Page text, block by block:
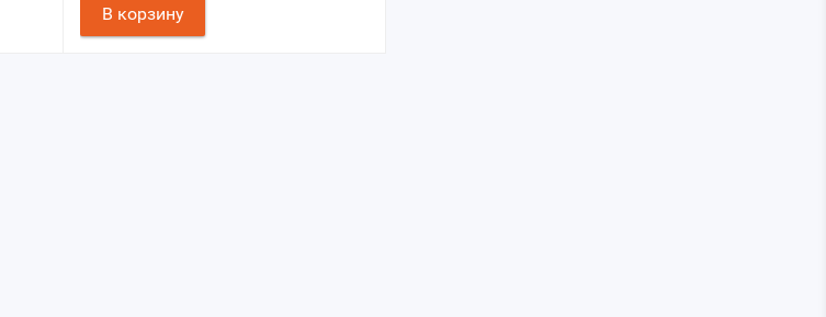
В корзину